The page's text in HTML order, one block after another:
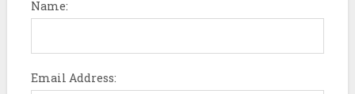
Name:
Email Address: